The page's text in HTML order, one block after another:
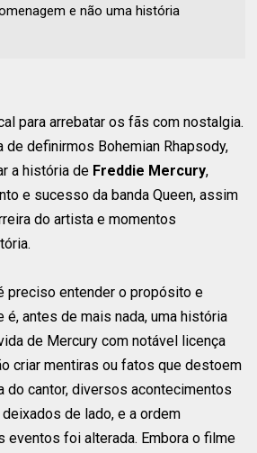
e não uma história
para arrebatar os fãs com nostalgia.
de definirmos Bohemian Rhapsody,
a história de Freddie Mercury,
e sucesso da banda Queen, assim
do artista e momentos
preciso entender o propósito e
é, antes de mais nada, uma história
de Mercury com notável licença
criar mentiras ou fatos que destoem
do cantor, diversos acontecimentos
de lado, e a ordem
eventos foi alterada. Embora o filme